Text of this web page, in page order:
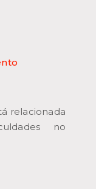
relacionada
no